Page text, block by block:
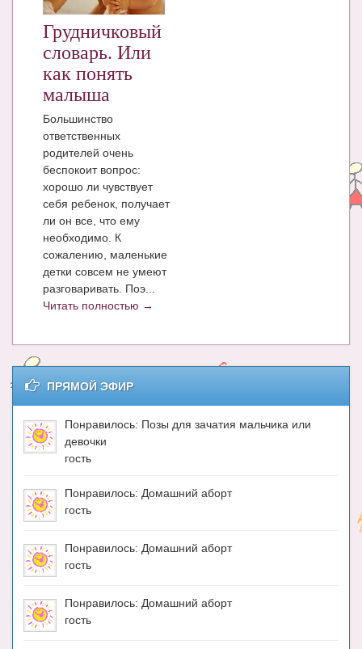
КНИГИ
Рекомендовано
ПСИХОЛОГИЯ
ЗДОРОВЬЕ
КОНКУРСЫ
СООБЩЕСТВА
БЛОГИ
БЕРЕМЕННОСТЬ
Энциклопедия
Имена. Святцы
Энциклопедия беременных
Мамина энциклопедия
СЕРВИСЫ И ПРИЛОЖЕНИЯ
Сервис. Оценка роста и веса ребенка
Полезные ссылки
Грудничковый
словарь. Или
как понять
малыша
Большинство
ответственных
родителей очень
беспокоит вопрос:
хорошо ли чувствует
себя ребенок, получает
ли он все, что ему
необходимо. К
сожалению, маленькие
детки совсем не умеют
разговаривать. Поэ...
Читать полностью →
ПРЯМОЙ ЭФИР
Понравилось: Позы для зачатия мальчика или
девочки
гость
Понравилось: Домашний аборт
гость
Понравилось: Домашний аборт
гость
Понравилось: Домашний аборт
гость